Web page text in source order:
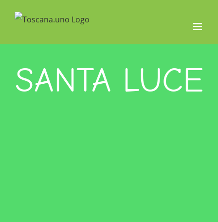
SANTA LUCE